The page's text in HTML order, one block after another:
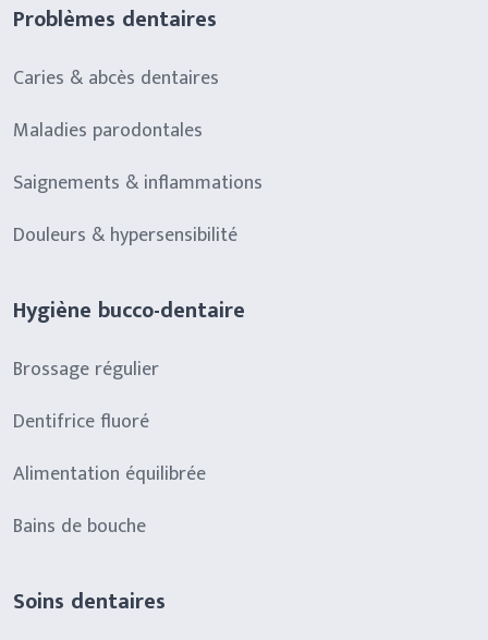
Problèmes dentaires
Caries & abcès dentaires
Maladies parodontales
Saignements & inflammations
Douleurs & hypersensibilité
Hygiène bucco-dentaire
Brossage régulier
Dentifrice fluoré
Alimentation équilibrée
Bains de bouche
Soins dentaires